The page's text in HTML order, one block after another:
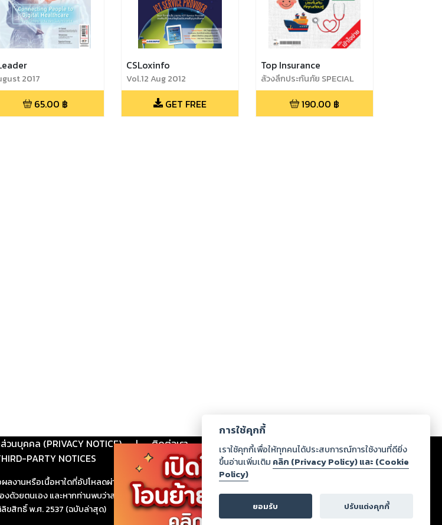
2017
65.00 ฿
CSLoxinfo
Vol.12 Aug 2012
GET FREE
Top Insurance
ล้วงลึกประกันภัย SPECIAL
190.00 ฿
นบุคคล (PRIVACY NOTICE) | ติดต่อเรา ร่วมงานกับเรา ดาวน์โหลด
PARTY NOTICES
านหรือเนื้อหาใดที่อัปโหลดผ่านเว็บไซต์และปรากฏว่าละเมิดสิทธิในทรัพย์สินทางปัญญาของบุคคลอื่นหรือ
ยตนเอง และหากท่านพบว่าส่วนหนึ่งส่วนใดขัดต่อกฎหมายและศีลธรรม กรุณาแจ้งมายังบริษัท เพื่อทีม
ขสิทธิ์ พ.ศ. 2537 (ฉบับล่าสุด)
การใช้คุกกี้
เราใช้คุกกี้เพื่อให้ทุกคนได้ประสบการณ์การใช้งานที่ดียิ่ง
ขึ้นอ่านเพิ่มเติม คลิก (Privacy Policy) และ (Cookie
Policy)
ยอมรับ ปรับแต่งคุกกี้